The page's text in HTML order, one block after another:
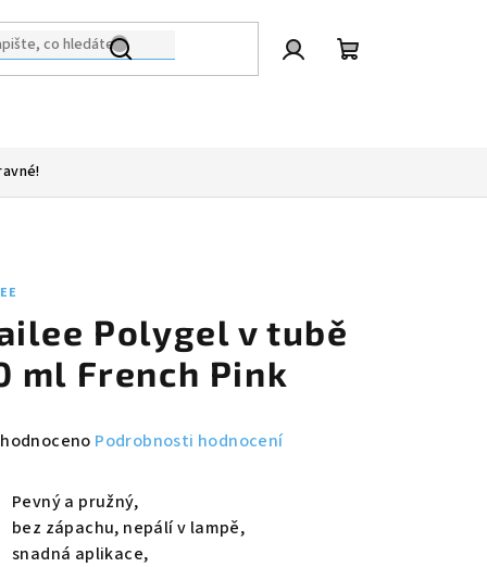
Polygel v tubě
ml French Pink
Podrobnosti hodnocení
Pevný a pružný,
bez zápachu, nepálí v lampě,
snadná aplikace,